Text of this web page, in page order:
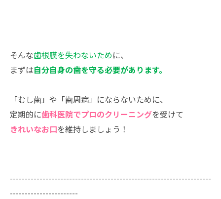
そんな歯根膜を失わないため に、
まずは自分自身の歯を守る必要があります。
「むし歯」や「歯周病」にならないために、
定期的に歯科医院でプロのクリーニングを受けて
きれいなお口を維持しましょう！
--------------------------------------------------------------------
-----------------------